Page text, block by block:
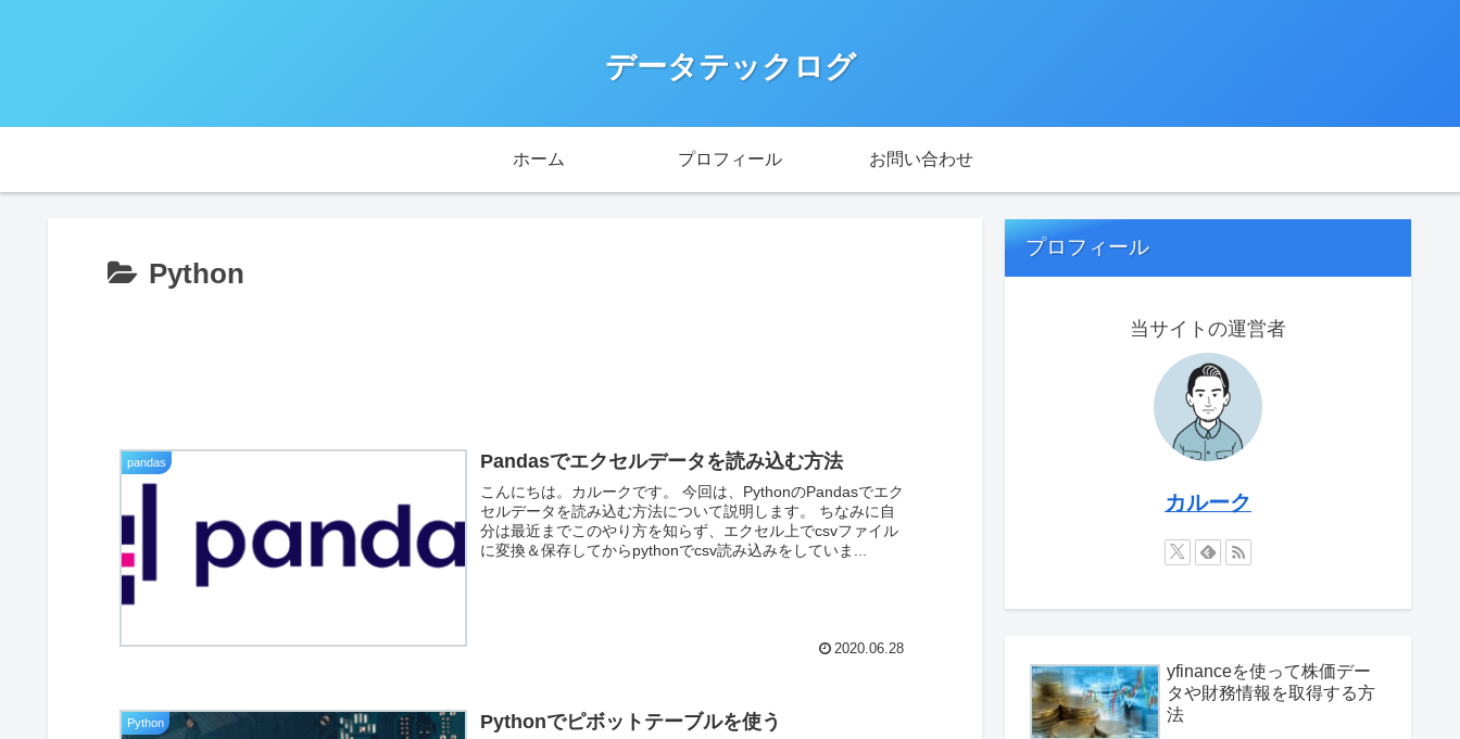
データテックログ
ホーム プロフィール お問い合わせ
Python
pandas Pandasでエクセルデータを読み込む方法
こんにちは。カルークです。 今回は、PythonのPandasでエク
セルデータを読み込む方法について説明します。 ちなみに自
分は最近までこのやり方を知らず、エクセル上でcsvファイル
に変換＆保存してからpythonでcsv読み込みをしていま...
2020.06.28
Python Pythonでピボットテーブルを使う
プロフィール
当サイトの運営者
カルーク
yfinanceを使って株価デー
タや財務情報を取得する方
法